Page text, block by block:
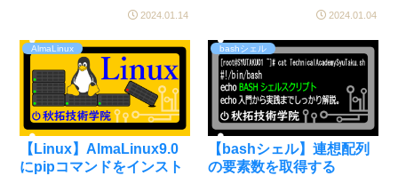
2024.01.14 2024.01.04
AlmaLinux
【Linux】AlmaLinux9.0
にpipコマンドをインスト
bashシェル
【bashシェル】連想配列
の要素数を取得する